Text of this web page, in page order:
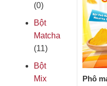
(0)
Bột
Matcha
(11)
Bột
Mix
Phô